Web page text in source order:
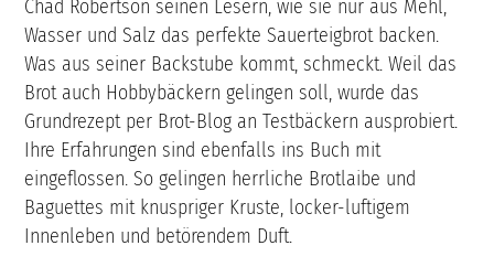
Chad Robertson seinen Lesern, wie sie nur aus Mehl,
Wasser und Salz das perfekte Sauerteigbrot backen.
Was aus seiner Backstube kommt, schmeckt. Weil das
Brot auch Hobbybäckern gelingen soll, wurde das
Grundrezept per Brot-Blog an Testbäckern ausprobiert.
Ihre Erfahrungen sind ebenfalls ins Buch mit
eingeflossen. So gelingen herrliche Brotlaibe und
Baguettes mit knuspriger Kruste, locker-luftigem
Innenleben und betörendem Duft.